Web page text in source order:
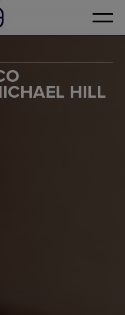
HILL